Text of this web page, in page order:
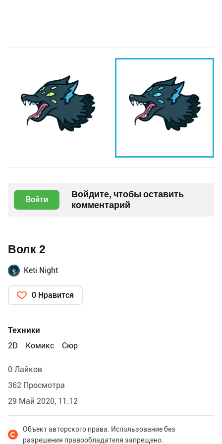
Войти
Войдите, чтобы оставить
комментарий
Волк 2
Keti Night
0 Нравится
Техники
2D
Комикс Сюр
0 Лайков
362 Просмотра
29 Май 2020, 11:12
Объект авторского права. Использование без
разрешения правообладателя запрещено.